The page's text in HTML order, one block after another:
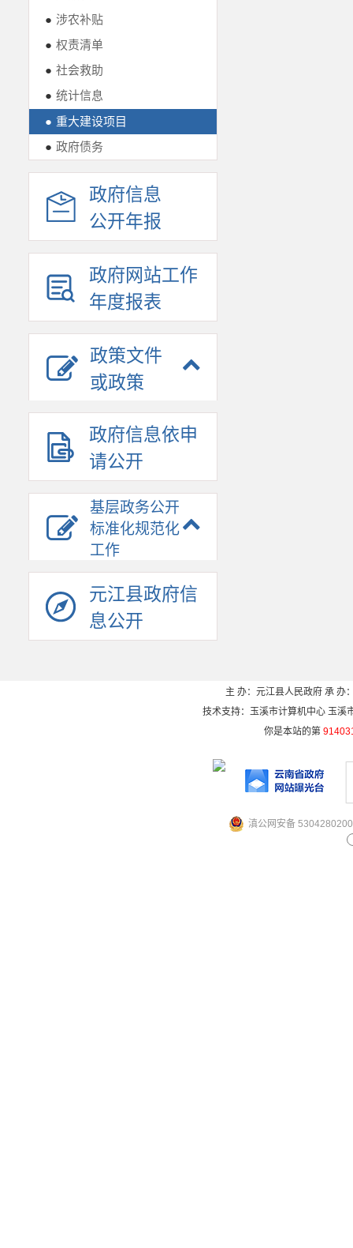
● 涉农补贴
● 权责清单
● 社会救助
● 统计信息
● 重大建设项目
● 政府债务
政府信息
公开年报
政府网站工作
年度报表
政策文件
或政策
政府信息依申
请公开
基层政务公开
标准化规范化
工作
元江县政府信
息公开
主 办：元江县人民政府 承 办
技术支持：玉溪市计算机中心 玉
你是本站的第
滇公网安备